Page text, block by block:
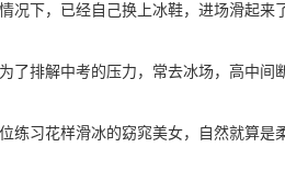
下，已经自己换上冰鞋，进场滑起来了
了排解中考的压力，常去冰场，高中间
练习花样滑冰的窈窕美女，自然就算是